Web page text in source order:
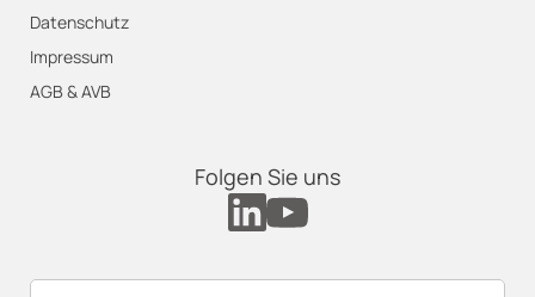
Datenschutz
Impressum
AGB & AVB
Folgen Sie uns